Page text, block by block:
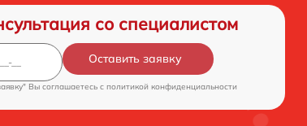
со специалистом
Оставить заявку
Вы соглашаетесь c политикой конфиденциальности